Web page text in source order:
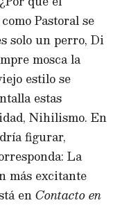
Pastoral se
solo un perro, Di
mosca la
estilo se
estas
Nihilismo. En
figurar,
La
más excitante
enContacto en